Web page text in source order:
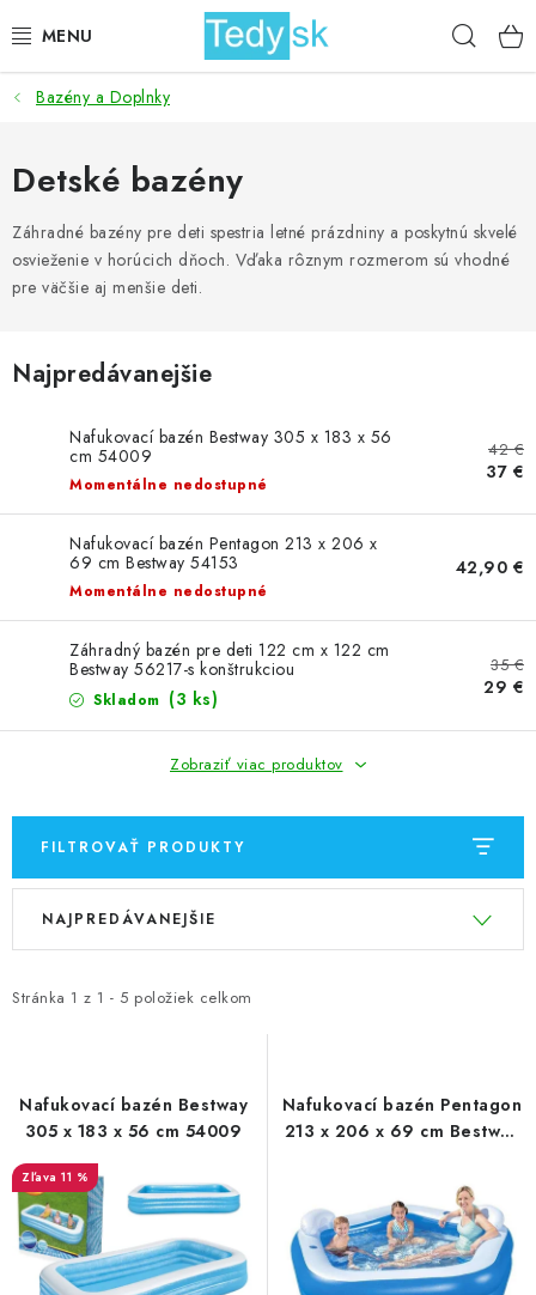
na
BICYKLE
ZÁHRADA
DOMÁCNOSŤ
ŠPORT
AKCIOVÝ TOVAR
GALÉRIA OD ZÁKAZNÍKOV
BLOG
KONTAKT
Dopravné a platobné podmienky
Galéria od Zákaznikov
Bazény a Doplnky
Detské bazény
Záhradné bazény pre deti spestria letné prázdniny a poskytnú skvelé
osvieženie v horúcich dňoch. Vďaka rôznym rozmerom sú vhodné
pre väčšie aj menšie deti.
Najpredávanejšie
Nafukovací bazén Bestway 305 x 183 x 56
cm 54009
Momentálne nedostupné
42 €
37 €
Nafukovací bazén Pentagon 213 x 206 x
69 cm Bestway 54153
Momentálne nedostupné
42,90 €
Záhradný bazén pre deti 122 cm x 122 cm
Bestway 56217-s konštrukciou
Skladom (3 ks)
35 €
29 €
Zobraziť viac produktov
FILTROVAŤ PRODUKTY
V
i
r
o
d
u
k
Stránka 1 z 1 - 5 položiek celkom
R
e
e
p
r
o
d
NAJPREDÁVANEJŠIE
Nafukovací bazén Bestway
305 x 183 x 56 cm 54009
11 %
Nafukovací bazén Pentagon
213 x 206 x 69 cm Bestway